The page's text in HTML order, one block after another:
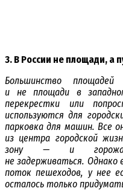
3. В России не площади, а
Большинство
и не площади в
перекрестки или
используются для
парковка для машин. Все
из центра городской
зону — и
не задерживаться. Однако
поток пешеходов, у нее
осталось только